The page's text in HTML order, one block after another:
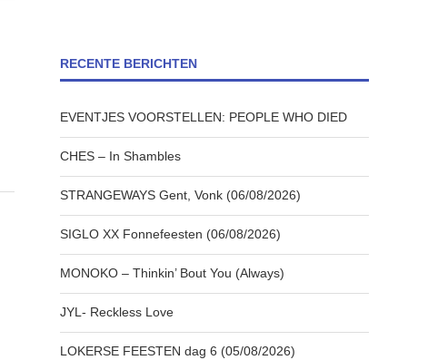
RECENTE BERICHTEN
EVENTJES VOORSTELLEN: PEOPLE WHO DIED
CHES – In Shambles
STRANGEWAYS Gent, Vonk (06/08/2026)
SIGLO XX Fonnefeesten (06/08/2026)
MONOKO – Thinkin’ Bout You (Always)
JYL- Reckless Love
LOKERSE FEESTEN dag 6 (05/08/2026)